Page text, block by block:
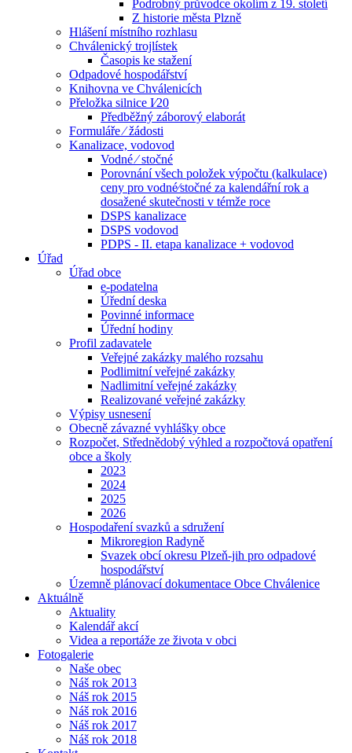
Podrobný průvodce okolím z 19. století
Z historie města Plzně
Hlášení místního rozhlasu
Chválenický trojlístek
Časopis ke stažení
Odpadové hospodářství
Knihovna ve Chválenicích
Přeložka silnice I⁄20
Předběžný záborový elaborát
Formuláře ⁄ žádosti
Kanalizace, vodovod
Vodné ⁄ stočné
Porovnání všech položek výpočtu (kalkulace)
ceny pro vodné⁄stočné za kalendářní rok a
dosažené skutečnosti v témže roce
DSPS kanalizace
DSPS vodovod
PDPS - II. etapa kanalizace + vodovod
Úřad
Úřad obce
e-podatelna
Úřední deska
Povinné informace
Úřední hodiny
Profil zadavatele
Veřejné zakázky malého rozsahu
Podlimitní veřejné zakázky
Nadlimitní veřejné zakázky
Realizované veřejné zakázky
Výpisy usnesení
Obecně závazné vyhlášky obce
Rozpočet, Střednědobý výhled a rozpočtová opatření
obce a školy
2023
2024
2025
2026
Hospodaření svazků a sdružení
Mikroregion Radyně
Svazek obcí okresu Plzeň-jih pro odpadové
hospodářství
Územně plánovací dokumentace Obce Chválenice
Aktuálně
Aktuality
Kalendář akcí
Videa a reportáže ze života v obci
Fotogalerie
Naše obec
Náš rok 2013
Náš rok 2015
Náš rok 2016
Náš rok 2017
Náš rok 2018